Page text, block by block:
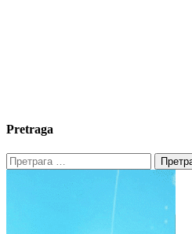
Pretraga
Претрага
за: